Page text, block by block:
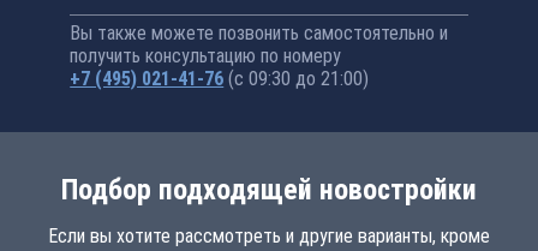
Вы также можете позвонить самостоятельно и
получить консультацию по номеру
+7 (495) 021-41-76 (с 09:30 до 21:00)
Подбор подходящей новостройки
Если вы хотите рассмотреть и другие варианты, кроме